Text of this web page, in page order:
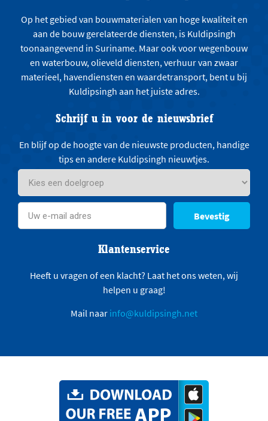
Op het gebied van bouwmaterialen van hoge kwaliteit en
aan de bouw gerelateerde diensten, is Kuldipsingh
toonaangevend in Suriname. Maar ook voor wegenbouw
en waterbouw, olieveld diensten, verhuur van zwaar
materieel, havendiensten en waardetransport, bent u bij
Kuldipsingh aan het juiste adres.
Schrijf u in voor de nieuwsbrief
En blijf op de hoogte van de nieuwste producten, handige
tips en andere Kuldipsingh nieuwtjes.
Bevestig
Klantenservice
Heeft u vragen of een klacht? Laat het ons weten, wij
helpen u graag!
Mail naar info@kuldipsingh.net